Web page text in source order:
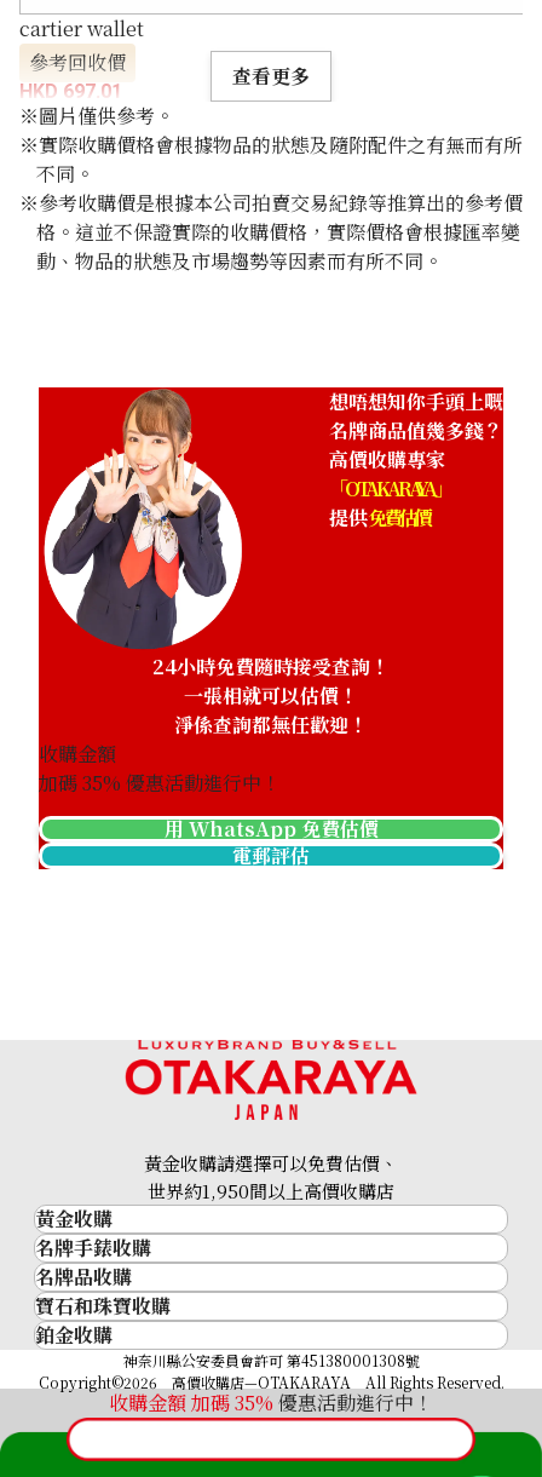
cartier wallet
參考回收價
HKD 697.01
查看更多
※圖片僅供參考。
※實際收購價格會根據物品的狀態及隨附配件之有無而有所
不同。
※參考收購價是根據本公司拍賣交易紀錄等推算出的參考價
格。這並不保證實際的收購價格，實際價格會根據匯率變
動、物品的狀態及市場趨勢等因素而有所不同。
想唔想知你手頭上嘅
名牌商品值幾多錢？
高價收購專家
「OTAKARAYA」
提供免費估價
24小時免費隨時接受查詢！
一張相就可以估價！
淨係查詢都無任歡迎！
收購金額
加碼35% 優惠活動進行中！
用 WhatsApp 免費估價
電郵評估
收購金額 加碼35% 優惠活動進行中！
黃金收購請選擇可以免費估價、
世界約1,950間以上高價收購店
黃金收購
黃金･金條
金條
金幣及銀幣
過去十年黃金價格
金飾
金頸鍊
名牌手錶收購
名牌手錶收購
勞力士 (Rolex)
Patek Philippe
Audemars Piguet
Vacheron Constantin
A. Lange & Söhne
Breguet
名牌品收購
名牌品收購
HERMES
LOUIS VUITTON
CHANEL
卡地亞（Cartier）
CELINE
寶石和珠寶收購
寶石和珠寶
祖母綠
藍寶石
紅寶石
鉑金收購
神奈川縣公安委員會許可 第451380001308號
Copyright©2026 高價收購店—OTAKARAYA All Rights Reserved.